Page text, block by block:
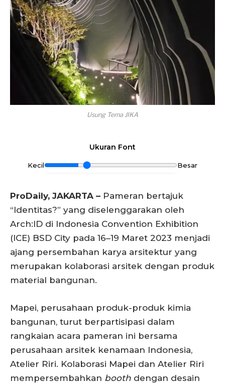
Usung Tema JIKA
Ukuran Font
Kecil Besar
ProDaily, JAKARTA – Pameran bertajuk
“Identitas?” yang diselenggarakan oleh
Arch:ID di Indonesia Convention Exhibition
(ICE) BSD City pada 16–19 Maret 2023 menjadi
ajang persembahan karya arsitektur yang
merupakan kolaborasi arsitek dengan produk
material bangunan.
Mapei, perusahaan produk-produk kimia
bangunan, turut berpartisipasi dalam
rangkaian acara pameran ini bersama
perusahaan arsitek kenamaan Indonesia,
Atelier Riri. Kolaborasi Mapei dan Atelier Riri
mempersembahkan booth dengan desain